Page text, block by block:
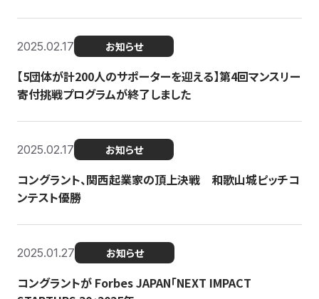
2025.02.17 お知らせ
【5団体が計200人のサポーターを迎える】​​第4回マンスリー
寄付挑戦プログラムが終了しました
2025.02.17 お知らせ
コングラント、関西起業家の頂上決戦 和歌山城ピッチコ
ンテスト優勝
2025.01.27 お知らせ
コングラントが Forbes JAPAN「NEXT IMPACT